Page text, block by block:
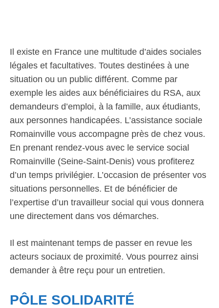
Il existe en France une multitude d’aides sociales
légales et facultatives. Toutes destinées à une
situation ou un public différent. Comme par
exemple les aides aux bénéficiaires du RSA, aux
demandeurs d’emploi, à la famille, aux étudiants,
aux personnes handicapées. L’assistance sociale
Romainville vous accompagne près de chez vous.
En prenant rendez-vous avec le service social
Romainville (Seine-Saint-Denis) vous profiterez
d’un temps privilégier. L’occasion de présenter vos
situations personnelles. Et de bénéficier de
l’expertise d’un travailleur social qui vous donnera
une directement dans vos démarches.
Il est maintenant temps de passer en revue les
acteurs sociaux de proximité. Vous pourrez ainsi
demander à être reçu pour un entretien.
PÔLE SOLIDARITÉ